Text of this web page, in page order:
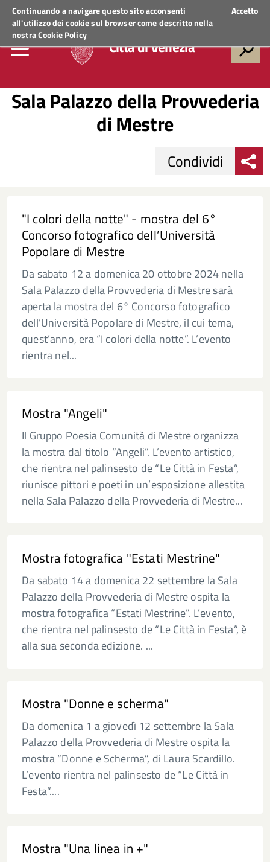
Continuando a navigare questo sito acconsenti
all'utilizzo dei cookie sul browser come descritto nella
nostraCookie Policy
Accetto
Regione VenetoACCEDI AI SERVIZI
Città di Venezia
Sala Palazzo della Provvederia
di Mestre
Condividi
"I colori della notte" - mostra del 6°
Concorso fotografico dell’Università
Popolare di Mestre
Da sabato 12 a domenica 20 ottobre 2024 nella
Sala Palazzo della Provvederia di Mestre sarà
aperta la mostra del 6° Concorso fotografico
dell’Università Popolare di Mestre, il cui tema,
quest’anno, era “I colori della notte”. L’evento
rientra nel...
Mostra "Angeli"
Il Gruppo Poesia Comunità di Mestre organizza
la mostra dal titolo “Angeli”. L’evento artistico,
che rientra nel palinsesto de “Le Città in Festa”,
riunisce pittori e poeti in un’esposizione allestita
nella Sala Palazzo della Provvederia di Mestre...
Mostra fotografica "Estati Mestrine"
Da sabato 14 a domenica 22 settembre la Sala
Palazzo della Provvederia di Mestre ospita la
mostra fotografica “Estati Mestrine”. L’evento,
che rientra nel palinsesto de “Le Città in Festa”, è
alla sua seconda edizione. ...
Mostra "Donne e scherma"
Da domenica 1 a giovedì 12 settembre la Sala
Palazzo della Provvederia di Mestre ospita la
mostra “Donne e Scherma”, di Laura Scardillo.
L’evento rientra nel palinsesto de “Le Città in
Festa”....
Mostra "Una linea in +"